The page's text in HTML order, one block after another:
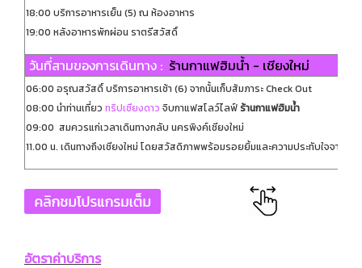
18:00 บริการอาหารเย็น (5) ณ ห้องอาหาร
19:00 หลังอาหารพักผ่อน ราตรีสวัสดิ์
วันที่สามของการเดินทาง : ร้านกาแฟฮิมน้ำ - เชียงใหม่
06:00 อรุณสวัสดิ์ บริการอาหารเช้า (6) จากนั้นเก็บสัมภาระ Check Out
08:00 นำท่านเที่ยว ทริปเชียงดาว จิบกาแฟสโลว์ไลฟ์ร้านกาแฟฮิมน้ำ
09:00 สมควรแก่เวลาเดินทางกลับ นครพิงค์เชียงใหม่
11.00 น. เดินทางถึงเชียงใหม่ โดยสวัสดิภาพพร้อมรอยยิ้มและความประทับใจจากทีม
อัตราค่าบริการ